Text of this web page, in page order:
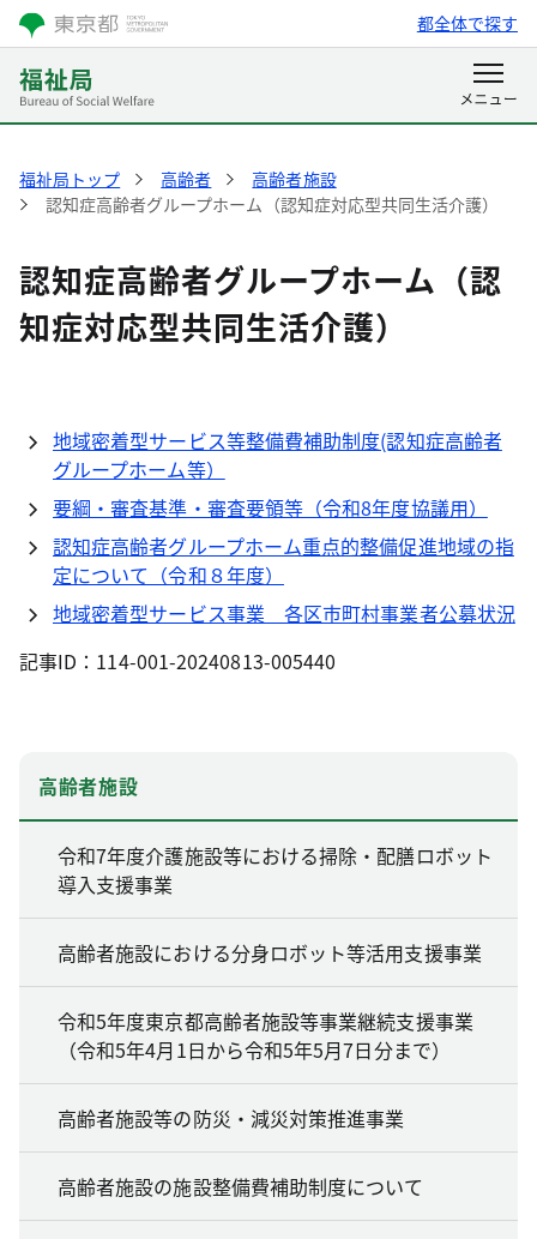
都全体で探す
福祉局トップ 高齢者
高齢者施設
認知症高齢者グループホーム（認知症対応型共同生活介護）
認知症高齢者グループホーム（認
知症対応型共同生活介護）
地域密着型サービス等整備費補助制度(認知症高齢者
グループホーム等）
要綱・審査基準・審査要領等（令和8年度協議用）
認知症高齢者グループホーム重点的整備促進地域の指
定について（令和８年度）
地域密着型サービス事業 各区市町村事業者公募状況
記事ID：114-001-20240813-005440
高齢者施設
令和7年度介護施設等における掃除・配膳ロボット
導入支援事業
高齢者施設における分身ロボット等活用支援事業
令和5年度東京都高齢者施設等事業継続支援事業
（令和5年4月1日から令和5年5月7日分まで）
高齢者施設等の防災・減災対策推進事業
高齢者施設の施設整備費補助制度について